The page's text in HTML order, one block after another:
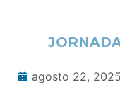
agosto 22, 2025